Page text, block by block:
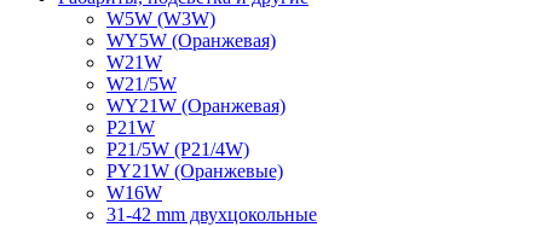
W5W (W3W)
WY5W (Оранжевая)
W21W
W21/5W
WY21W (Оранжевая)
P21W
P21/5W (P21/4W)
PY21W (Оранжевые)
W16W
31-42 mm двухцокольные